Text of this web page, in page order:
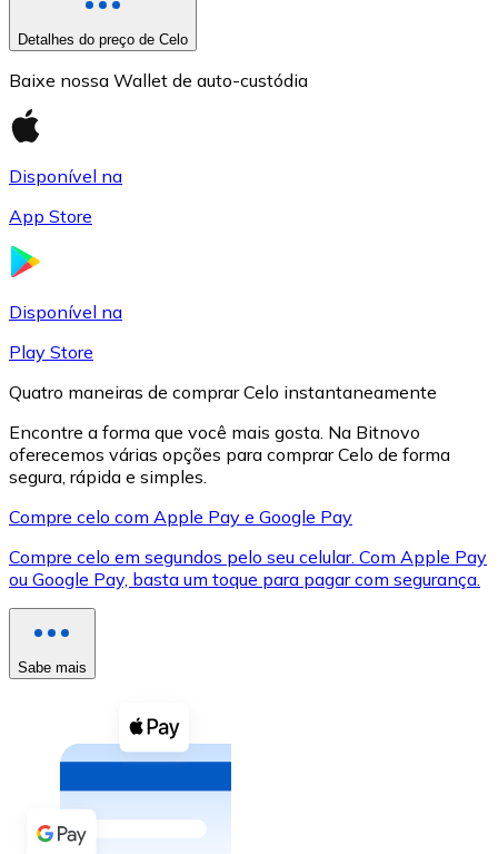
XRP
XRP
Cupons cripto
Comprar com dinheiro
Detalhes do preço de Celo
Baixe nossa Wallet de auto-custódia
Disponível na
App Store
Disponível na
Play Store
Quatro maneiras de comprar Celo instantaneamente
Encontre a forma que você mais gosta. Na Bitnovo
oferecemos várias opções para comprar Celo de forma
segura, rápida e simples.
Compre celo com Apple Pay e Google Pay
Compre celo em segundos pelo seu celular. Com Apple Pay
ou Google Pay, basta um toque para pagar com segurança.
Sabe mais